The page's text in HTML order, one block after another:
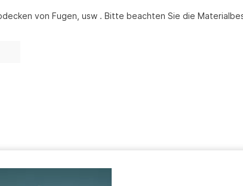
von Fugen, usw . Bitte beachten Sie die